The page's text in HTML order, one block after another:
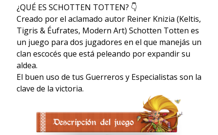
¿QUÉ ES SCHOTTEN TOTTEN? 👇
Creado por el aclamado autor Reiner Knizia (Keltis,
Tigris & Éufrates, Modern Art) Schotten Totten es
un juego para dos jugadores en el que manejás un
clan escocés que está peleando por expandir su
aldea.
El buen uso de tus Guerreros y Especialistas son la
clave de la victoria.